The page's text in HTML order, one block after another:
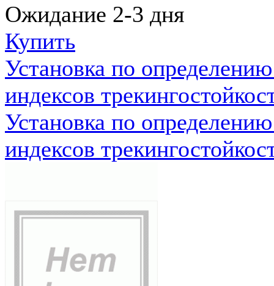
Ожидание 2-3 дня
Купить
Установка по
индексов
Установка по
индексов